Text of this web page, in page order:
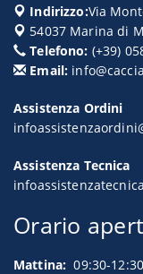
Indirizzo:Via
54037 Marina di
Telefono: (+39)
Email:
Assistenza Ordini
Assistenza Tecnica
Orario
Mattina: 09:30-12:30